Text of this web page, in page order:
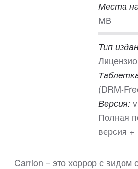
Места
MB
Тип
(DRM-
Версия:
Полная
версия +
Carrion – это хоррор с видом